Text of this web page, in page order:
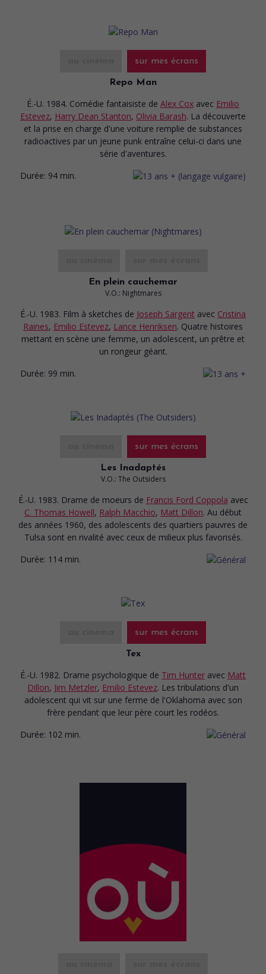
sur mes écrans
Repo Man
É.-U. 1984. Comédie fantaisiste de Alex Cox avec Emilio
Estevez, Harry Dean Stanton, Olivia Barash. La découverte
et la prise en charge d'une voiture remplie de substances
radioactives par un jeune punk entraîne celui-ci dans une
série d'aventures.
Durée: 94 min.
En plein cauchemar
V.O.: Nightmares
É.-U. 1983. Film à sketches de Joseph Sargent avec Cristina
Raines, Emilio Estevez, Lance Henriksen. Quatre histoires
mettant en scène une femme, un adolescent, un prêtre et
un rongeur géant.
Durée: 99 min.
sur mes écrans
Les Inadaptés
V.O.: The Outsiders
É.-U. 1983. Drame de moeurs de Francis Ford Coppola avec
C. Thomas Howell, Ralph Macchio, Matt Dillon. Au début
des années 1960, des adolescents des quartiers pauvres de
Tulsa sont en rivalité avec ceux de milieux plus favorisés.
Durée: 114 min.
sur mes écrans
Tex
É.-U. 1982. Drame psychologique de Tim Hunter avec Matt
Dillon, Jim Metzler, Emilio Estevez. Les tribulations d'un
adolescent qui vit sur une ferme de l'Oklahoma avec son
frère pendant que leur père court les rodéos.
Durée: 102 min.